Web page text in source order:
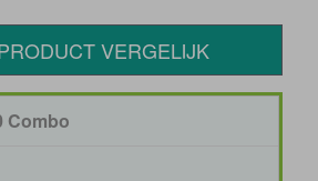
VERGELIJK
Combo